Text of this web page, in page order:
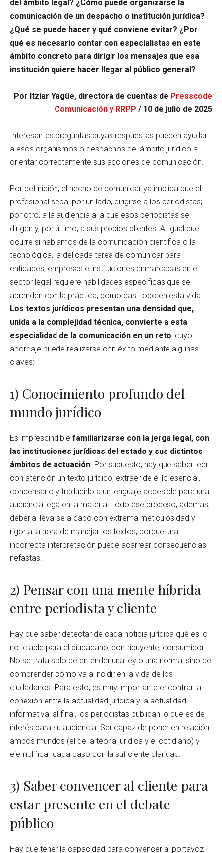
del ámbito legal? ¿Cómo puede organizarse la
comunicación de un despacho o institución jurídica?
¿Qué se puede hacer y qué conviene evitar? ¿Por
qué es necesario contar con especialistas en este
ámbito concreto para dirigir los mensajes que esa
institución quiere hacer llegar al público general?
Por Itziar Yagüe, directora de cuentas de Presscode
Comunicación y RRPP / 10 de julio de 2025
Interesantes preguntas cuyas respuestas pueden ayudar
a esos organismos o despachos del ámbito jurídico a
orientar correctamente sus acciones de comunicación.
Por definición, el hecho de comunicar ya implica que el
profesional sepa, por un lado, dirigirse a los periodistas;
por otro, a la audiencia a la que esos periodistas se
dirigen y, por último, a sus propios clientes. Al igual que
ocurre si hablamos de la comunicación científica o la
tecnológica, la delicada tarea de comunicar para
entidades, empresas e instituciones enmarcadas en el
sector legal requiere habilidades específicas que se
aprenden con la práctica, como casi todo en esta vida.
Los textos jurídicos presentan una densidad que,
unida a la complejidad técnica, convierte a esta
especialidad de la comunicación en un reto, cuyo
abordaje puede realizarse con éxito mediante algunas
claves:
1) Conocimiento profundo del
mundo jurídico
Es imprescindible familiarizarse con la jerga legal, con
las instituciones jurídicas del estado y sus distintos
ámbitos de actuación . Por supuesto, hay que saber leer
con atención un texto jurídico; extraer de él lo esencial,
condensarlo y traducirlo a un lenguaje accesible para una
audiencia lega en la materia. Todo ese proceso, además,
debería llevarse a cabo con extrema meticulosidad y
rigor a la hora de manejar los textos, porque una
incorrecta interpretación puede acarrear consecuencias
nefastas.
2) Pensar con una mente híbrida
entre periodista y cliente
Hay que saber detectar de cada noticia jurídica qué es lo
noticiable para el ciudadano, contribuyente, consumidor.
No se trata solo de entender una ley o una norma, sino de
comprender cómo va a incidir en la vida de los
ciudadanos. Para esto, es muy importante encontrar la
conexión entre la actualidad jurídica y la actualidad
informativa: al final, los periodistas publican lo que es de
interés para su audiencia. Ser capaz de poner en relación
ambos mundos (el de la teoría jurídica y el cotidiano) y
ejemplificar cada caso con la suficiente claridad.
3) Saber convencer al cliente para
estar presente en el debate
público
Hay que tener la capacidad para convencer al portavoz